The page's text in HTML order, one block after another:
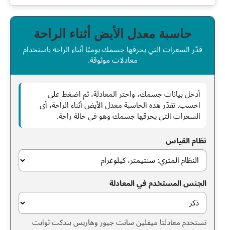
حاسبة معدل الأيض أثناء الراحة
قدّر السعرات التي يحرقها جسمك يوميًا أثناء الراحة باستخدام
معادلات موثوقة.
أدخل بيانات جسمك، واختر المعادلة، ثم اضغط على
احسب. تقدّر هذه الحاسبة معدل الأيض أثناء الراحة، أي
السعرات التي يحرقها جسمك وهو في حالة راحة.
نظام القياس
الجنس المستخدم في المعادلة
تستخدم معادلتا ميفلين سانت جيور وهاريس بندكت ثوابت